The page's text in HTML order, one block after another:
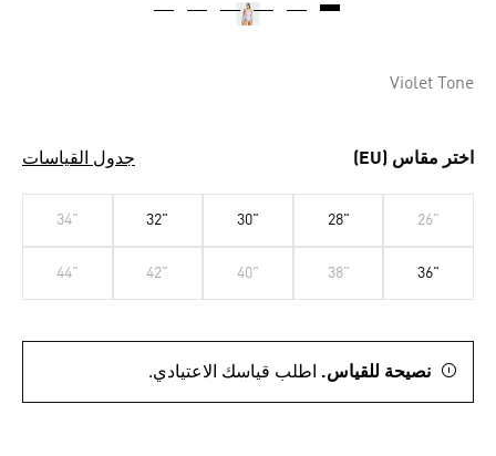
Violet Tone
اختر مقاس (EU) جدول القياسات
26"
28"
30"
32"
34"
36"
38"
40"
42"
44"
نصيحة للقياس. اطلب قياسك الاعتيادي.